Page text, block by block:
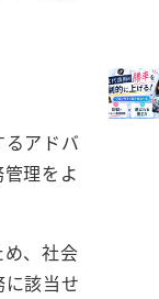
アドバ
理をよ
、社会
該当せ